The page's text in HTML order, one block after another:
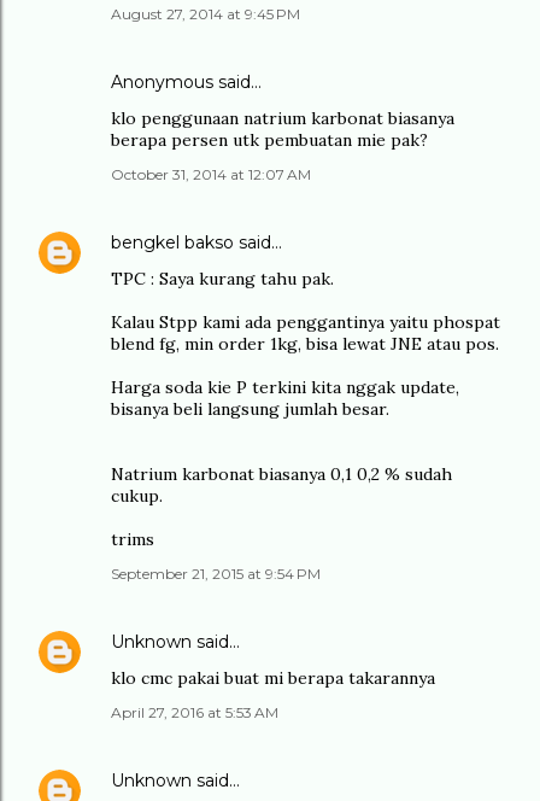
August 27, 2014 at 9:45 PM
Anonymous said…
klo penggunaan natrium karbonat biasanya
berapa persen utk pembuatan mie pak?
October 31, 2014 at 12:07 AM
bengkel bakso said…
TPC : Saya kurang tahu pak.
Kalau Stpp kami ada penggantinya yaitu phospat
blend fg, min order 1kg, bisa lewat JNE atau pos.
Harga soda kie P terkini kita nggak update,
bisanya beli langsung jumlah besar.
Natrium karbonat biasanya 0,1 0,2 % sudah
cukup.
trims
September 21, 2015 at 9:54 PM
Unknown said…
klo cmc pakai buat mi berapa takarannya
April 27, 2016 at 5:53 AM
Unknown said…